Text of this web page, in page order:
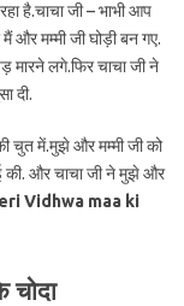
है.चाचा जी – भाभी आप
और मम्मी जी घोड़ी बन गए.
मारने लगे.फिर चाचा जी ने
दी.
चुत में.मुझे और मम्मी जी को
की. और चाचा जी ने मुझे और
Vidhwa maa ki